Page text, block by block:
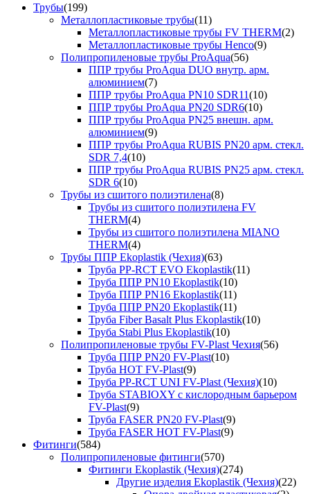
Трубы(199)
Металлопластиковые трубы(11)
Металлопластиковые трубы FV THERM(2)
Металлопластиковые трубы Henco(9)
Полипропиленовые трубы ProAqua(56)
ППР трубы ProAqua DUO внутр. арм.
алюминием(7)
ППР трубы ProAqua PN10 SDR11(10)
ППР трубы ProAqua PN20 SDR6(10)
ППР трубы ProAqua PN25 внешн. арм.
алюминием(9)
ППР трубы ProAqua RUBIS PN20 арм. стекл.
SDR 7,4(10)
ППР трубы ProAqua RUBIS PN25 арм. стекл.
SDR 6(10)
Трубы из сшитого полиэтилена(8)
Трубы из сшитого полиэтилена FV
THERM(4)
Трубы из сшитого полиэтилена MIANO
THERM(4)
Трубы ППР Ekoplastik (Чехия)(63)
Труба PP-RCT EVO Ekoplastik(11)
Труба ППР PN10 Ekoplastik(10)
Труба ППР PN16 Ekoplastik(11)
Труба ППР PN20 Ekoplastik(11)
Труба Fiber Basalt Plus Ekoplastik(10)
Труба Stabi Plus Ekoplastik(10)
Полипропиленовые трубы FV-Plast Чехия(56)
Труба ППР PN20 FV-Plast(10)
Труба HOT FV-Plast(9)
Труба PP-RCT UNI FV-Plast (Чехия)(10)
Труба STABIOXY с кислородным барьером
FV-Plast(9)
Труба FASER PN20 FV-Plast(9)
Труба FASER HOT FV-Plast(9)
Фитинги(584)
Полипропиленовые фитинги(570)
Фитинги Ekoplastik (Чехия)(274)
Другие изделия Ekoplastik (Чехия)(22)